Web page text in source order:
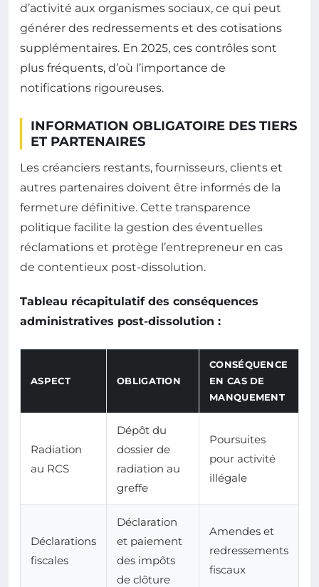
d’activité aux organismes sociaux, ce qui peut
générer des redressements et des cotisations
supplémentaires. En 2025, ces contrôles sont
plus fréquents, d’où l’importance de
notifications rigoureuses.
INFORMATION OBLIGATOIRE DES TIERS
ET PARTENAIRES
Les créanciers restants, fournisseurs, clients et
autres partenaires doivent être informés de la
fermeture définitive. Cette transparence
politique facilite la gestion des éventuelles
réclamations et protège l’entrepreneur en cas
de contentieux post-dissolution.
Tableau récapitulatif des conséquences
administratives post-dissolution :
ASPECT OBLIGATION
CONSÉQUENCE
EN CAS DE
MANQUEMENT
Radiation
au RCS
Dépôt du
dossier de
radiation au
greffe
Poursuites
pour activité
illégale
Déclarations
fiscales
Déclaration
et paiement
des impôts
de clôture
Amendes et
redressements
fiscaux